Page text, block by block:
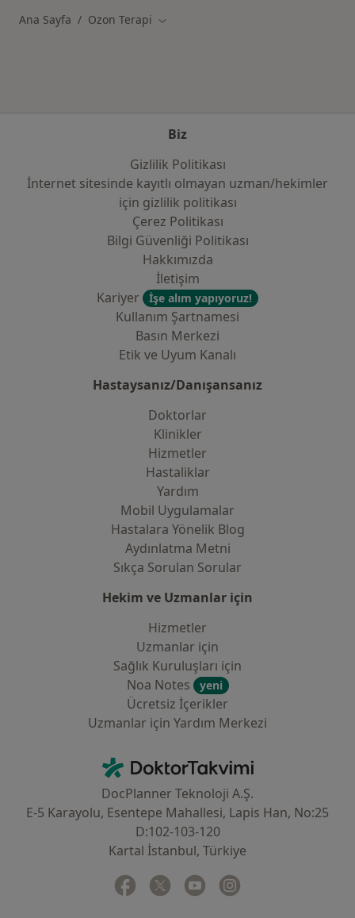
Ana Sayfa Ozon Terapi Şehir değiştir
Biz
Gizlilik Politikası
İnternet sitesinde kayıtlı olmayan uzman/hekimler
i̇çin gizlilik politikası
Çerez Politikası
Bilgi Güvenliği Politikası
Hakkımızda
İletişim
Kariyer
İşe alım yapıyoruz!
Kullanım Şartnamesi
Basın Merkezi
Etik ve Uyum Kanalı
Hastaysanız/Danışansanız
Doktorlar
Klinikler
Hizmetler
Hastaliklar
Yardım
Mobil Uygulamalar
Hastalara Yönelik Blog
Aydınlatma Metni
Sıkça Sorulan Sorular
Hekim ve Uzmanlar için
Hizmetler
Uzmanlar için
Sağlık Kuruluşları için
Noa Notes
yeni
Ücretsiz İçerikler
Uzmanlar için Yardım Merkezi
DoktorTakvimi - Ana Sayfa
DocPlanner Teknoloji A.Ş.
E-5 Karayolu, Esentepe Mahallesi, Lapis Han, No:25
D:102-103-120
Kartal İstanbul, Türkiye
Facebook
yeni bir sekmede açılır
Twitter
yeni bir sekmede açılır
Youtube
yeni bir sekmede açılır